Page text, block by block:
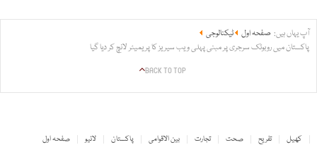
آپ یہاں ہیں: صفحہ اول
ٹیکنالوجی
پاکستان میں روبوٹک سرجری پر مبنی پہلی ویب سیریز کا پریمیئر لانچ کر دیا گیا
BACK TO TOP
صفحہ اول لائیو پاکستان بین الاقوامی تجارت صحت تفریح کھیل